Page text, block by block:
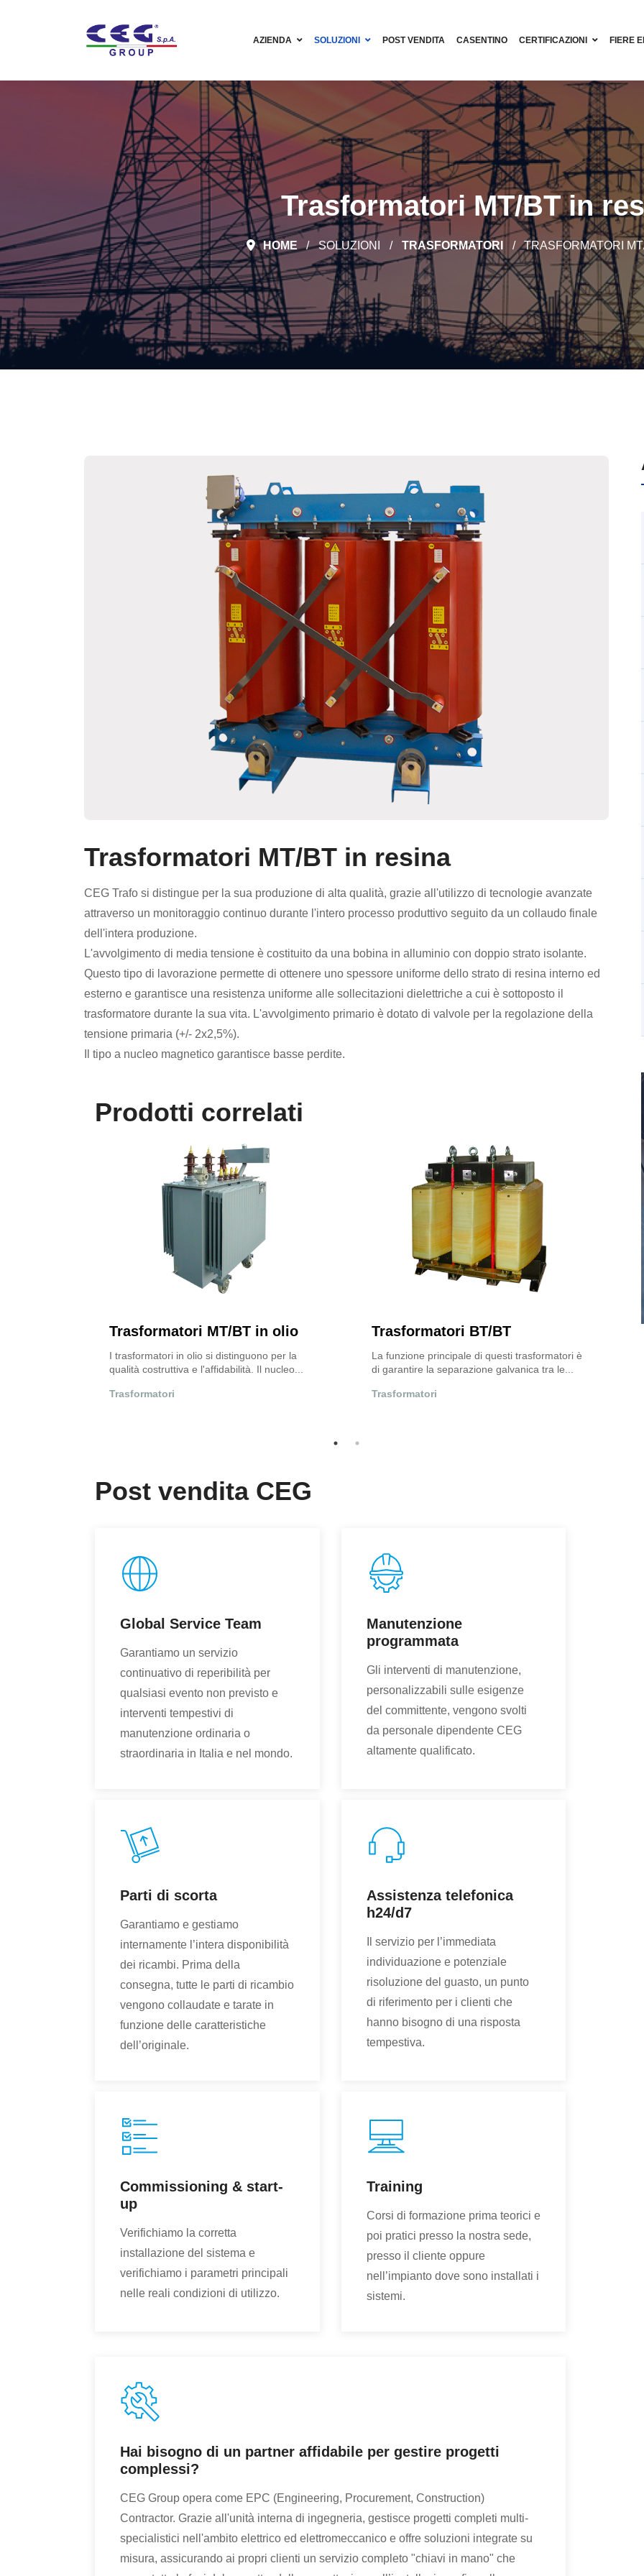
AZIENDA SOLUZIONI POST VENDITA CASENTINO CERTIFICAZIONI FIERE
Trasformatori MT/BT in
HOME SOLUZIONI TRASFORMATORI TRASFORMATORI
Trasformatori MT/BT in resina
CEG Trafo si distingue per la sua produzione di alta qualità, grazie all'utilizzo di tecnologie avanzate
attraverso un monitoraggio continuo durante l'intero processo produttivo seguito da un collaudo finale
dell'intera produzione.
L'avvolgimento di media tensione è costituito da una bobina in alluminio con doppio strato isolante.
Questo tipo di lavorazione permette di ottenere uno spessore uniforme dello strato di resina interno ed
esterno e garantisce una resistenza uniforme alle sollecitazioni dielettriche a cui è sottoposto il
trasformatore durante la sua vita. L'avvolgimento primario è dotato di valvole per la regolazione della
tensione primaria (+/- 2x2,5%).
Il tipo a nucleo magnetico garantisce basse perdite.
Prodotti correlati
Trasformatori BT/BT
La funzione principale di questi trasformatori è
di garantire la separazione galvanica tra le...
Trasformatori
Trasformatori ad Alta Tensione
Forniamo una serie di trasformatori di potenza
a bagno d'olio fino a 500 kV e 1.000 MVA....
Trasformatori
Post vendita CEG
Global Service Team
Garantiamo un servizio
continuativo di reperibilità per
qualsiasi evento non previsto e
interventi tempestivi di
manutenzione ordinaria o
straordinaria in Italia e nel mondo.
Manutenzione
programmata
Gli interventi di manutenzione,
personalizzabili sulle esigenze
del committente, vengono svolti
da personale dipendente CEG
altamente qualificato.
Parti di scorta
Garantiamo e gestiamo
internamente l’intera disponibilità
dei ricambi. Prima della
consegna, tutte le parti di ricambio
vengono collaudate e tarate in
funzione delle caratteristiche
dell’originale.
Assistenza telefonica
h24/d7
Il servizio per l’immediata
individuazione e potenziale
risoluzione del guasto, un punto
di riferimento per i clienti che
hanno bisogno di una risposta
tempestiva.
Commissioning & start-
up
Verifichiamo la corretta
installazione del sistema e
verifichiamo i parametri principali
nelle reali condizioni di utilizzo.
Training
Corsi di formazione prima teorici e
poi pratici presso la nostra sede,
presso il cliente oppure
nell’impianto dove sono installati i
sistemi.
Hai bisogno di un partner affidabile per gestire progetti
complessi?
CEG Group opera come EPC (Engineering, Procurement, Construction)
Contractor. Grazie all'unità interna di ingegneria, gestisce progetti completi multi-
specialistici nell'ambito elettrico ed elettromeccanico e offre soluzioni integrate su
misura, assicurando ai propri clienti un servizio completo "chiavi in mano" che